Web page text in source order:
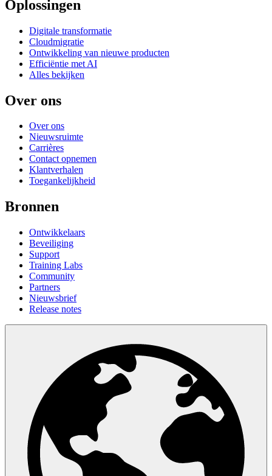
Oplossingen
Digitale transformatie
Cloudmigratie
Ontwikkeling van nieuwe producten
Efficiëntie met AI
Alles bekijken
Over ons
Over ons
Nieuwsruimte
Carrières
Contact opnemen
Klantverhalen
Toegankelijkheid
Bronnen
Ontwikkelaars
Beveiliging
Support
Training Labs
Community
Partners
Nieuwsbrief
Release notes